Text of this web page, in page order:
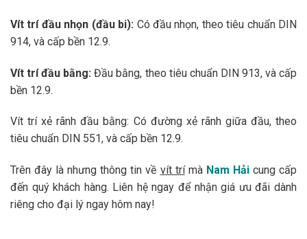
Vít trí đầu nhọn (đầu bi): Có đầu nhọn, theo tiêu chuẩn DIN
914, và cấp bền 12.9.
Vít trí đầu bằng: Đầu bằng, theo tiêu chuẩn DIN 913, và cấp
bền 12.9.
Vít trí xẻ rãnh đầu bằng: Có đường xẻ rãnh giữa đầu, theo
tiêu chuẩn DIN 551, và cấp bền 12.9.
Trên đây là nhưng thông tin về vít trímà Nam Hảicung cấp
đến quý khách hàng. Liên hệ ngay để nhận giá ưu đãi dành
riêng cho đại lý ngay hôm nay!